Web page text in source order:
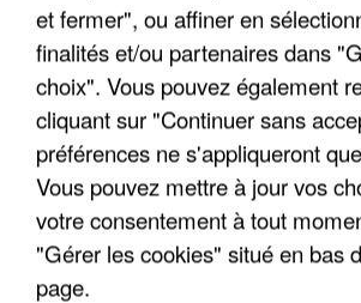
et fermer", ou affiner en
finalités et/ou partenaires dans
choix". Vous pouvez également
cliquant sur "Continuer sans
préférences ne s'appliqueront
Vous pouvez mettre à jour vos
votre consentement à tout
"Gérer les cookies" situé en bas
page.